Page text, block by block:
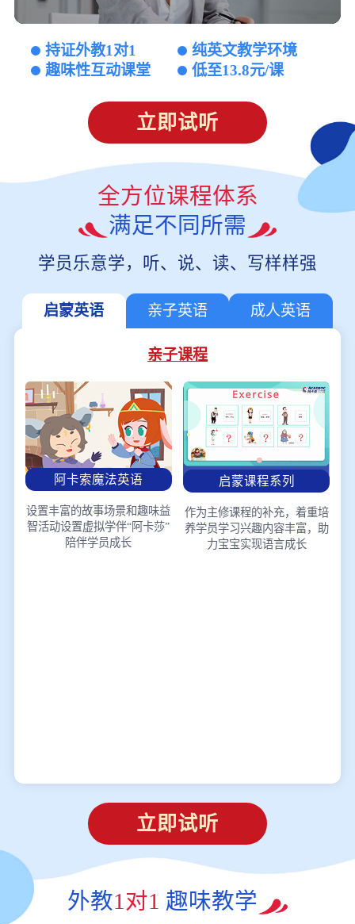
持证外教1对1
纯英文教学环境
趣味性互动课堂
低至13.8元/课
立即试听
全方位课程体系
满足不同所需
学员乐意学，听、说、读、写样样强
启蒙英语 亲子英语 成人英语
亲子课程
阿卡索魔法英语
设置丰富的故事场景和趣味益
智活动设置虚拟学伴“阿卡莎”
陪伴学员成长
启蒙课程系列
作为主修课程的补充，着重培
养学员学习兴趣内容丰富，助
力宝宝实现语言成长
立即试听
外教1对1 趣味教学